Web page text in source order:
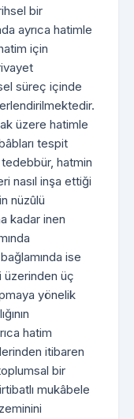
bir
ayrıca hatimle
için
süreç içinde
üzere hatimle
tespit
hatmin
nasıl inşa ettiği
nüzûlü
kadar inen
ise
üzerinden üç
yönelik
hatim
itibaren
bir
mukâbele